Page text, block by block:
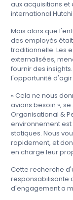
aux acquisitions
international
Mais alors que
des employés
traditionnelle. Les
externalisées,
fournir des
l'opportunité
« Cela ne nous
avions besoin »,
Organisational &
environnement
statiques. Nous
rapidement, et
en charge leur
Cette recherche
responsabilisante
d'engagement a